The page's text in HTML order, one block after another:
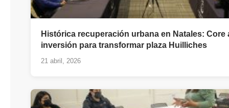
Histórica recuperación urbana en Natales: Core
inversión para transformar plaza Huilliches
21 abril, 2026